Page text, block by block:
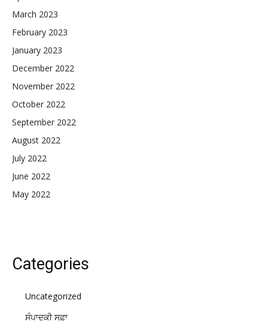
March 2023
February 2023
January 2023
December 2022
November 2022
October 2022
September 2022
August 2022
July 2022
June 2022
May 2022
Categories
Uncategorized
ਸੰਪਾਦਕੀ ਸਫ਼ਾ